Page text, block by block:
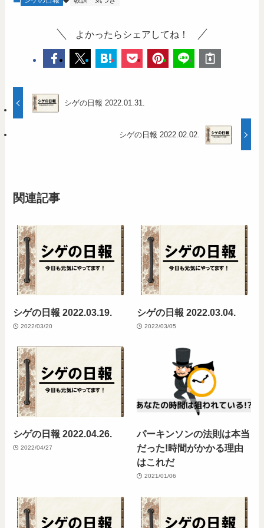
よかったらシェアしてね！
シゲの日報 2022.01.31.
シゲの日報 2022.02.02.
関連記事
シゲの日報 2022.03.19.
2022/03/20
シゲの日報 2022.03.04.
2022/03/05
シゲの日報 2022.04.26.
2022/04/27
パーキンソンの法則は本当
だった!時間がかかる理由
はこれだ
2021/01/06